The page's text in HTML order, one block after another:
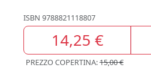
ISBN 9788821118807
14,25 €
PREZZO COPERTINA:15,00 €